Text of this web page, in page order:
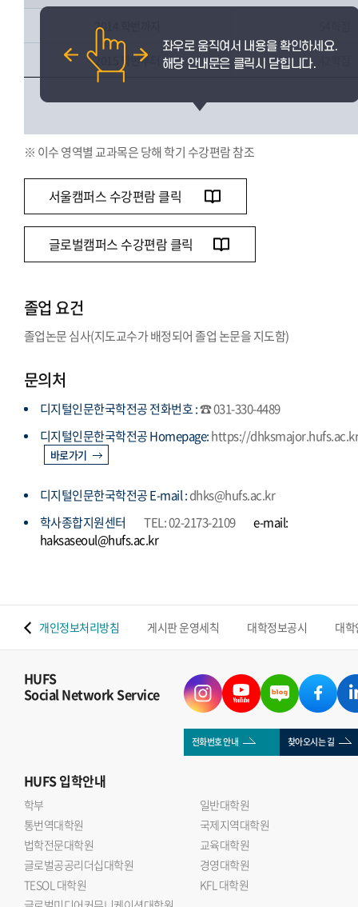
2014 학번까지
2015 학번부터
※ 이수 영역별 교과목은 당해 학기 수강편람 참조
서울캠퍼스 수강편람 클릭
글로벌캠퍼스 수강편람 클릭
졸업 요건
졸업논문 심사(지도교수가 배정되어 졸업 논문을 지도함)
문의처
디지털인문한국학전공 전화번호 :☎ 031-330-4489
디지털인문한국학전공 Homepage:https://
바로가기
디지털인문한국학전공 E-mail :dhks@hufs.ac.kr
학사종합지원센터
TEL: 02-2173-2109
e-mail:
haksaseoul@hufs.ac.kr
개인정보처리방침 게시판 운영세칙 대학정보공시 대
HUFS
Social Network Service
전화번호 안내 찾아오시는 길
HUFS입학안내
학부
일반대학원
통번역대학원
국제지역대학원
법학전문대학원
교육대학원
글로벌공공리더십대학원
경영대학원
TESOL 대학원
KFL 대학원